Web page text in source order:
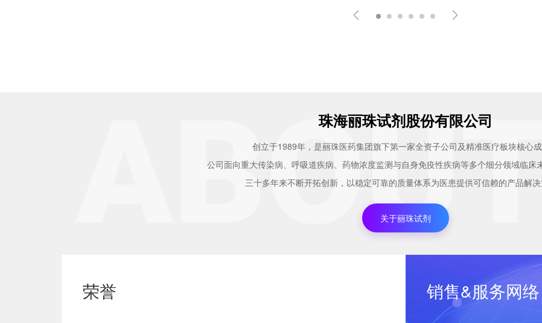
珠海丽珠试剂股份有限公司
创立于1989年，是丽珠医药集团旗下第一家全资子公司及精准医疗板块核心成
公司面向重大传染病、呼吸道疾病、药物浓度监测与自身免疫性疾病等多个细分领域临床
三十多年来不断开拓创新，以稳定可靠的质量体系为医患提供可信赖的产品解决
关于丽珠试剂
荣誉 销售&服务网络